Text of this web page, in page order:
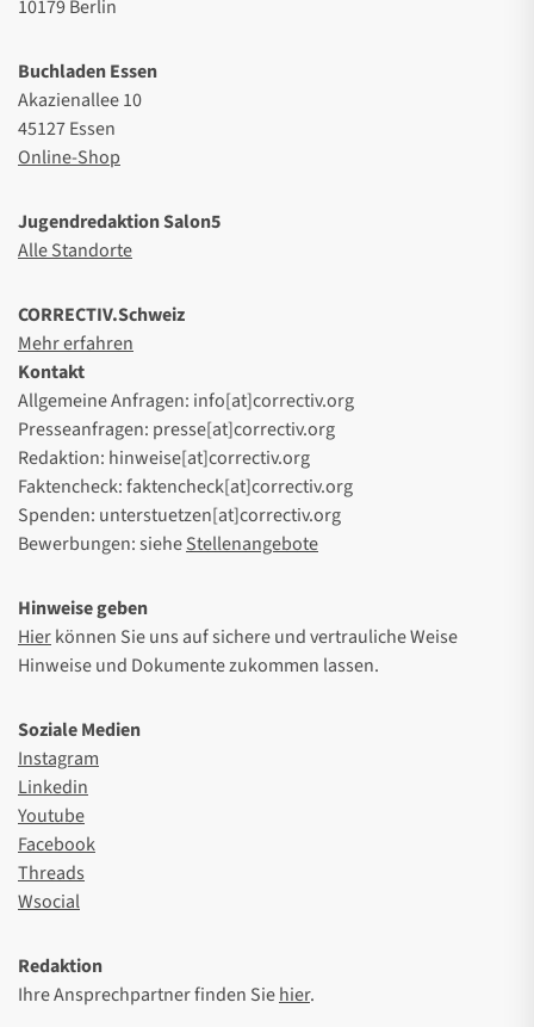
10179 Berlin
Buchladen Essen
Akazienallee 10
45127 Essen
Online-Shop
Jugendredaktion Salon5
Alle Standorte
CORRECTIV.Schweiz
Mehr erfahren
Kontakt
Allgemeine Anfragen: info[at]correctiv.org
Presseanfragen: presse[at]correctiv.org
Redaktion: hinweise[at]correctiv.org
Faktencheck: faktencheck[at]correctiv.org
Spenden: unterstuetzen[at]correctiv.org
Bewerbungen: sieheStellenangebote
Hinweise geben
Hierkönnen Sie uns auf sichere und vertrauliche Weise
Hinweise und Dokumente zukommen lassen.
Soziale Medien
Instagram
Linkedin
Youtube
Facebook
Threads
Wsocial
Redaktion
Ihre Ansprechpartner finden Siehier.